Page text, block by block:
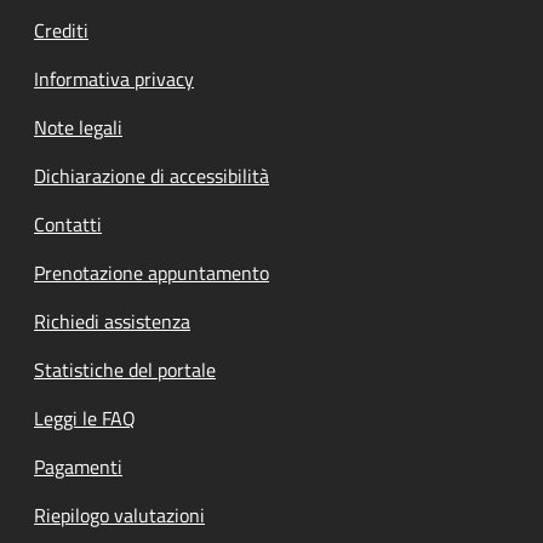
Crediti
Informativa privacy
Note legali
Dichiarazione di accessibilità
Contatti
Prenotazione appuntamento
Richiedi assistenza
Statistiche del portale
Leggi le FAQ
Pagamenti
Riepilogo valutazioni